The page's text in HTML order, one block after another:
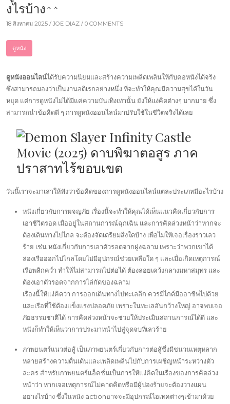
งไรบ้าง^^
18 สิงหาคม 2025 /JOE DIAZ / 0 COMMENTS
ดูหนัง
ดูหนังออนไลน์ได้รับความนิยมและสร้างความเพลิดเพลินให้กับคอหนังได้จริง
ซึ่งสามารถมองว่าเป็นงานอดิเรกอย่างหนึ่ง ที่จะทำให้คุณมีความสุขได้ในวัน
หยุด แต่การดูหนังไม่ได้มีแค่ความบันเทิงเท่านั้น ยังให้แง่คิดต่างๆ มากมาย ซึ่ง
สามารถนำข้อคิดดี ๆ การดูหนังออนไลน์มาปรับใช้ในชีวิตจริงได้เลย
วันนี้เราจะมาเล่าให้ฟังว่าข้อคิดของการดูหนังออนไลน์แต่ละประเภทมีอะไรบ้าง
หนังเกี่ยวกับการผจญภัย เรื่องนี้จะทำให้คุณได้เห็นแนวคิดเกี่ยวกับการ
เอาชีวิตรอด เมื่ออยู่ในสถานการณ์ฉุกเฉิน และการคิดล่วงหน้าว่าหากจะ
ต้องเดินทางไปไกล จะต้องจัดเตรียมสิ่งใดบ้าง เพื่อไม่ให้เจอเรื่องราวเลว
ร้าย เช่น หนังเกี่ยวกับการเอาตัวรอดจากฝูงฉลาม เพราะว่าพวกเขาได้
ล่องเรือออกไปไกลโดยไม่มีอุปกรณ์ช่วยเหลือใด ๆ และเมื่อเกิดเหตุการณ์
เรือพลิกคว่ำ ทำให้ไม่สามารถไปต่อได้ ต้องลอยเคว้งกลางมหาสมุทร และ
ต้องเอาตัวรอดจากการไล่กัดของฉลาม
เรื่องนี้ให้แง่คิดว่า การออกเดินทางไปทะเลลึก ควรมีไกด์มืออาชีพไปด้วย
และเรือที่ใช้ต้องแข็งแรงปลอดภัย เพราะในทะเลอันกว้างใหญ่ อาจพบเจอ
ภัยธรรมชาติได้ การคิดล่วงหน้าจะช่วยให้ประเมินสถานการณ์ได้ดี และ
หนังก็ทำให้เห็นว่าการประมาทนำไปสู่จุดจบที่เลวร้าย
ภาพยนตร์แนวต่อสู้ เป็นภาพยนตร์เกี่ยวกับการต่อสู้ซึ่งมีชนวนเหตุหลาก
หลายสร้างความตื่นเต้นและเพลิดเพลินไปกับการเผชิญหน้าระหว่างตัว
ละคร สำหรับภาพยนตร์แอ็คชั่นเป็นการให้แง่คิดในเรื่องของการคิดล่วง
หน้าว่า หากเจอเหตุการณ์ไม่คาดคิดหรือมีผู้ปองร้ายจะต้องวางแผน
อย่างไรบ้าง ซึ่งในหนัง actionอาจจะมีอุปกรณ์ไฮเทคต่างๆเข้ามาด้วย